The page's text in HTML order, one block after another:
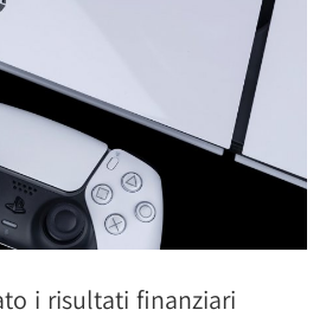
i risultati finanziari